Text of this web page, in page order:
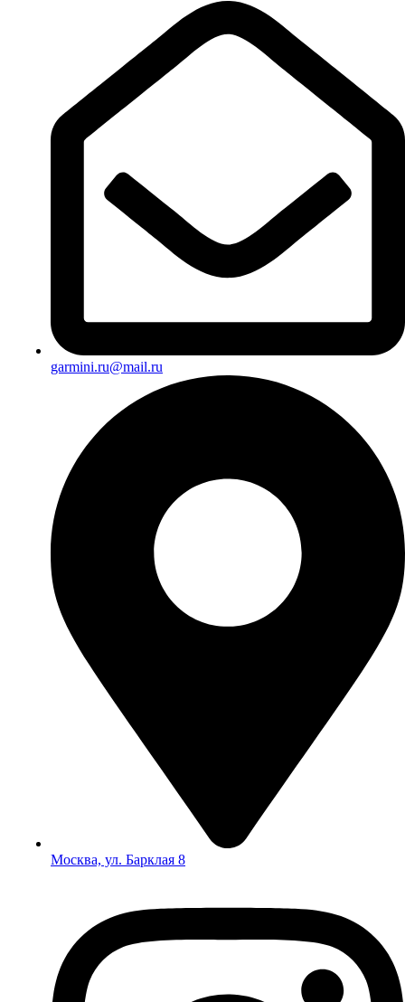
garmini.ru@mail.ru
Москва, ул. Барклая 8